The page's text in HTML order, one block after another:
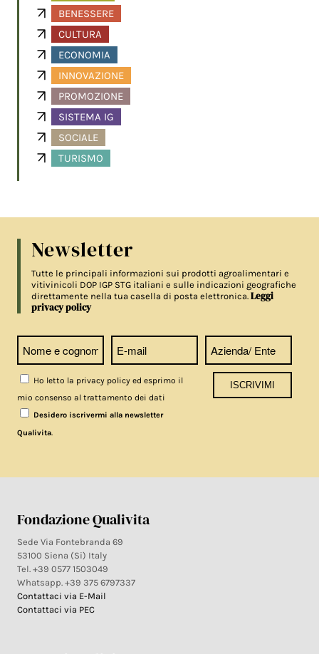
BENESSERE
CULTURA
ECONOMIA
INNOVAZIONE
PROMOZIONE
SISTEMA IG
SOCIALE
TURISMO
Newsletter
Tutte le principali informazioni sui prodotti agroalimentari e
vitivinicoli DOP IGP STG italiani e sulle indicazioni geografiche
direttamente nella tua casella di posta elettronica.Leggi
privacy policy
Ho letto la privacy policy ed esprimo il
mio consenso al trattamento dei dati
Desidero iscrivermi alla newsletter
Qualivita
Fondazione Qualivita
Sede Via Fontebranda 69
53100 Siena (Si) Italy
Tel. +39 0577 1503049
Whatsapp. +39 375 6797337
Contattaci via E-Mail
Contattaci via PEC